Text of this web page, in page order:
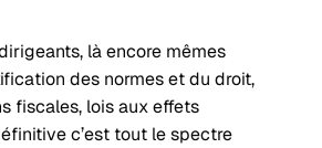
là encore mêmes
des normes et du droit,
fiscales, lois aux effets
c’est tout le spectre